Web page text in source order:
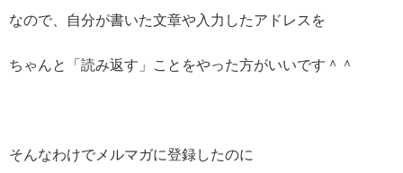
なので、自分が書いた文章や入力したアドレスを
ちゃんと「読み返す」ことをやった方がいいです＾＾
そんなわけでメルマガに登録したのに